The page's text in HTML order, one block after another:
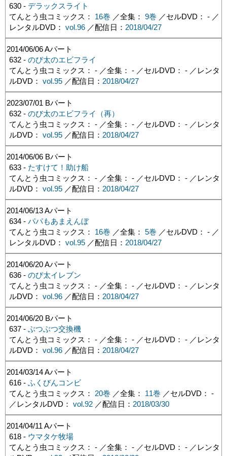
630 - デラックスライト
てんとう虫コミックス： 16巻 ／全集： 9巻 ／セルDVD： - ／
レンタルDVD： vol.96／配信日： 2018/04/27
2014/06/06Aパート
632 - のび太のエビフライ
てんとう虫コミックス： - ／全集： - ／セルDVD： - ／レンタ
ルDVD： vol.95／配信日： 2018/04/27
2023/07/01 Bパート
632 - のび太のエビフライ（再）
てんとう虫コミックス： - ／全集： - ／セルDVD： - ／レンタ
ルDVD： vol.95／配信日： 2018/04/27
2014/06/06 Bパート
633 - たすけて！助け船
てんとう虫コミックス： - ／全集： - ／セルDVD： - ／レンタ
ルDVD： vol.95／配信日： 2018/04/27
2014/06/13Aパート
634 - パパもあまえんぼ
てんとう虫コミックス： 16巻 ／全集： 5巻 ／セルDVD： - ／
レンタルDVD： vol.95／配信日： 2018/04/27
2014/06/20Aパート
636 - のび太イレブン
てんとう虫コミックス： - ／全集： - ／セルDVD： - ／レンタ
ルDVD： vol.96／配信日： 2018/04/27
2014/06/20 Bパート
637 - ぶつぶつ交換機
てんとう虫コミックス： - ／全集： - ／セルDVD： - ／レンタ
ルDVD： vol.96／配信日： 2018/04/27
2014/03/14Aパート
616 - ふくびんコンビ
てんとう虫コミックス： 20巻 ／全集： 11巻 ／セルDVD： -
／レンタルDVD： vol.92／配信日： 2018/03/30
2014/04/11 Aパート
618 - ウマタケ牧場
てんとう虫コミックス： - ／全集： - ／セルDVD： - ／レンタ